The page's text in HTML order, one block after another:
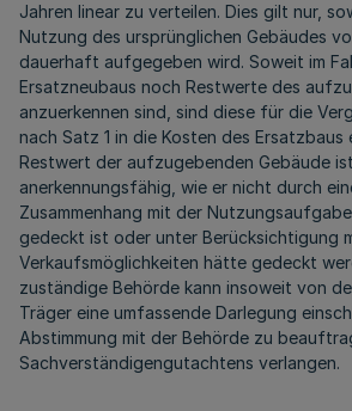
Jahren linear zu verteilen. Dies gilt nur,
Nutzung des ursprünglichen Gebäudes
dauerhaft aufgegeben wird. Soweit im
Ersatzneubaus noch Restwerte des
anzuerkennen sind, sind diese für die
nach Satz 1 in die Kosten des Ersatzbaus
Restwert der aufzugebenden Gebäude
anerkennungsfähig, wie er nicht durch
Zusammenhang mit der
gedeckt ist oder unter Berücksichtigung
Verkaufsmöglichkeiten hätte gedeckt
zuständige Behörde kann insoweit von
Träger eine umfassende Darlegung
Abstimmung mit der Behörde zu
Sachverständigengutachtens verlangen.